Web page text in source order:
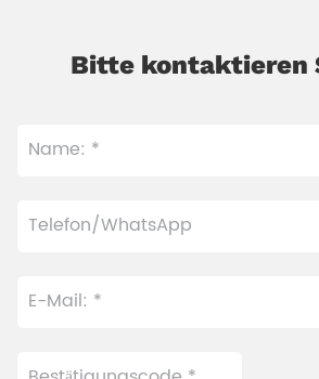
Bitte kontaktieren